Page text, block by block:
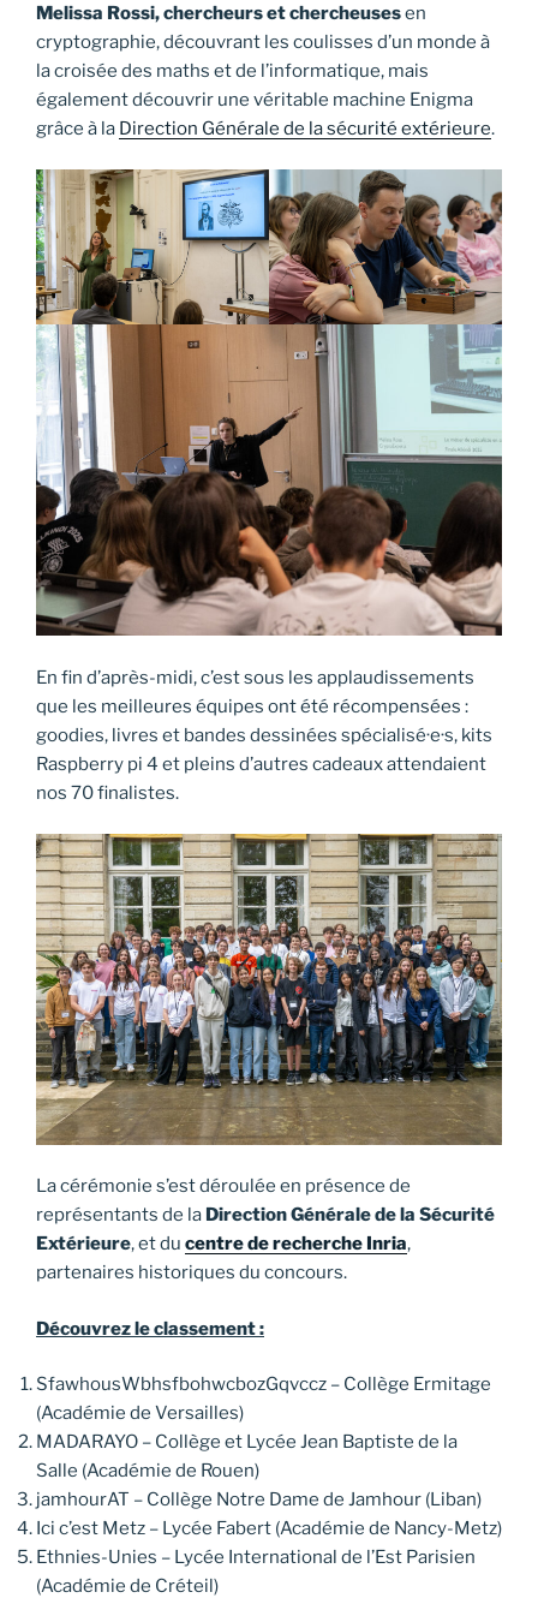
Melissa Rossi, chercheurset chercheusesen
cryptographie, découvrant les coulisses d’un monde à
la croisée des maths et de l’informatique, mais
également découvrir une véritable machine Enigma
grâce à la Direction Générale de la sécurité extérieure.
En fin d’après-midi, c’est sous les applaudissements
que les meilleures équipes ont été récompensées :
goodies, livres et bandes dessinées spécialisé·e·s, kits
Raspberry pi 4 et pleins d’autres cadeaux attendaient
nos 70 finalistes.
La cérémonie s’est déroulée en présence de
représentants de la Direction Générale de la Sécurité
Extérieure, et du centre de recherche Inria,
partenaires historiques du concours.
Découvrez le classement :
SfawhousWbhsfbohwcbozGqvccz – Collège Ermitage
(Académie de Versailles)
MADARAYO – Collège et Lycée Jean Baptiste de la
Salle (Académie de Rouen)
jamhourAT – Collège Notre Dame de Jamhour (Liban)
Ici c’est Metz – Lycée Fabert (Académie de Nancy-Metz)
Ethnies-Unies – Lycée International de l’Est Parisien
(Académie de Créteil)